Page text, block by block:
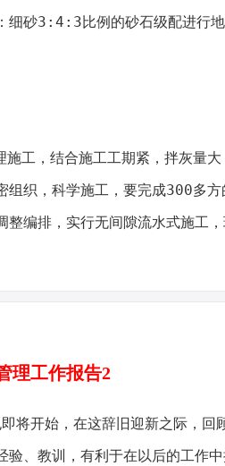
细砂3:4:3比例的砂石级配进行地
工，结合施工工期紧，拌灰量大
组织，科学施工，要完成300多方
整编排，实行无间隙流水式施工
理工作报告2
将开始，在这辞旧迎新之际，回
验、教训，有利于在以后的工作